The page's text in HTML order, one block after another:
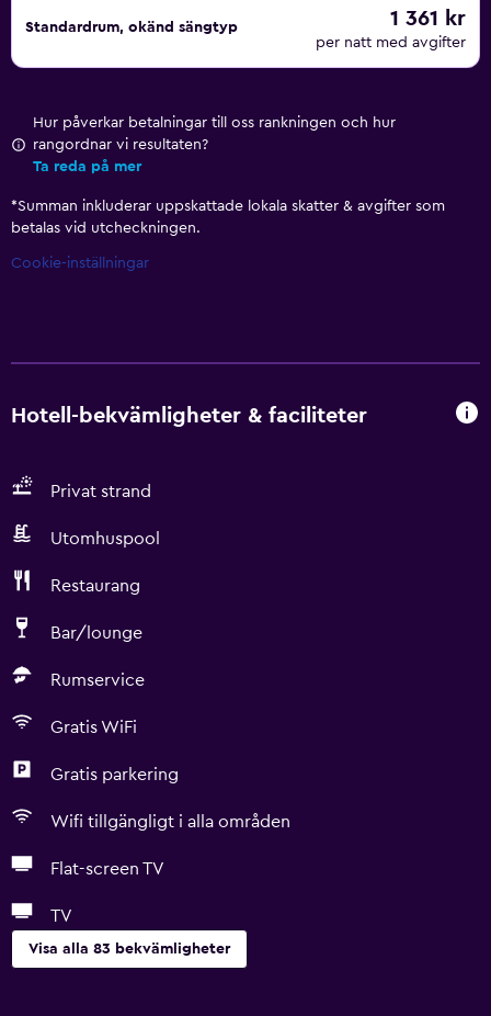
Standardrum, okänd sängtyp 1 361 kr
per natt med avgifter
Hur påverkar betalningar till oss rankningen och hur
rangordnar vi resultaten?
Ta reda på mer
*Summan inkluderar uppskattade lokala skatter & avgifter som
betalas vid utcheckningen.
Cookie-inställningar
Hotell-bekvämligheter & faciliteter
Privat strand
Utomhuspool
Restaurang
Bar/lounge
Rumservice
Gratis WiFi
Gratis parkering
Wifi tillgängligt i alla områden
Flat-screen TV
TV
Visa alla 83 bekvämligheter